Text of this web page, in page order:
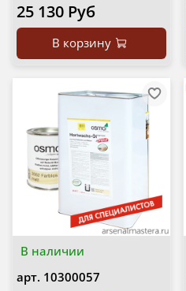
25 130 Руб
В корзину
В наличии
арт. 10300057